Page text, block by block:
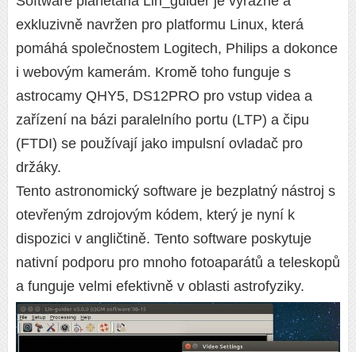
exkluzivně navržen pro platformu Linux, která
pomáhá společnostem Logitech, Philips a dokonce
i webovým kamerám. Kromě toho funguje s
astrocamy QHY5, DS12PRO pro vstup videa a
zařízení na bázi paralelního portu (LTP) a čipu
(FTDI) se používají jako impulsní ovladač pro
držáky.
Tento astronomický software je bezplatný nástroj s
otevřeným zdrojovým kódem, který je nyní k
dispozici v angličtině. Tento software poskytuje
nativní podporu pro mnoho fotoaparátů a teleskopů
a funguje velmi efektivně v oblasti astrofyziky.